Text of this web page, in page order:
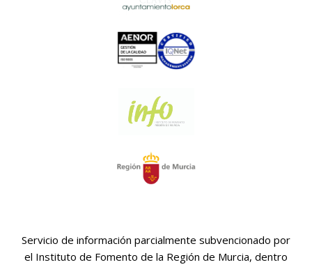
Servicio de información parcialmente subvencionado por
el Instituto de Fomento de la Región de Murcia, dentro